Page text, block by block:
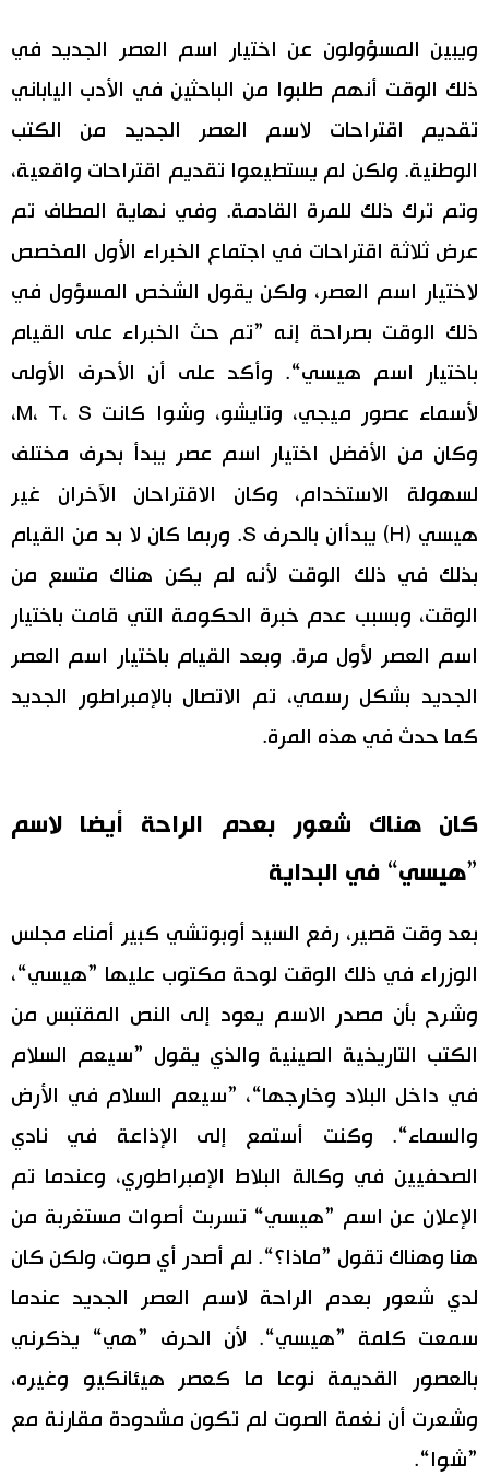
ويبين المسؤولون عن اختيار اسم العصر الجديد في
ذلك الوقت أنهم طلبوا من الباحثين في الأدب الياباني
تقديم اقتراحات لاسم العصر الجديد من الكتب
الوطنية. ولكن لم يستطيعوا تقديم اقتراحات واقعية،
وتم ترك ذلك للمرة القادمة. وفي نهاية المطاف تم
عرض ثلاثة اقتراحات في اجتماع الخبراء الأول المخصص
لاختيار اسم العصر، ولكن يقول الشخص المسؤول في
ذلك الوقت بصراحة إنه ”تم حث الخبراء على القيام
باختيار اسم هيسي“. وأكد على أن الأحرف الأولى
لأسماء عصور ميجي، وتايشو، وشوا كانت M، T، S،
وكان من الأفضل اختيار اسم عصر يبدأ بحرف مختلف
لسهولة الاستخدام، وكان الاقتراحان الآخران غير
هيسي (H) يبدأان بالحرف S. وربما كان لا بد من القيام
بذلك في ذلك الوقت لأنه لم يكن هناك متسع من
الوقت، وبسبب عدم خبرة الحكومة التي قامت باختيار
اسم العصر لأول مرة. وبعد القيام باختيار اسم العصر
الجديد بشكل رسمي، تم الاتصال بالإمبراطور الجديد
كما حدث في هذه المرة.
كان هناك شعور بعدم الراحة أيضا لاسم
”هيسي“ في البداية
بعد وقت قصير، رفع السيد أوبوتشي كبير أمناء مجلس
الوزراء في ذلك الوقت لوحة مكتوب عليها ”هيسي“،
وشرح بأن مصدر الاسم يعود إلى النص المقتبس من
الكتب التاريخية الصينية والذي يقول ”سيعم السلام
في داخل البلاد وخارجها“، ”سيعم السلام في الأرض
والسماء“. وكنت أستمع إلى الإذاعة في نادي
الصحفيين في وكالة البلاط الإمبراطوري، وعندما تم
الإعلان عن اسم ”هيسي“ تسربت أصوات مستغربة من
هنا وهناك تقول ”ماذا؟“. لم أصدر أي صوت، ولكن كان
لدي شعور بعدم الراحة لاسم العصر الجديد عندما
سمعت كلمة ”هيسي“. لأن الحرف ”هي“ يذكرني
بالعصور القديمة نوعا ما كعصر هيئانكيو وغيره،
وشعرت أن نغمة الصوت لم تكون مشدودة مقارنة مع
”شوا“.